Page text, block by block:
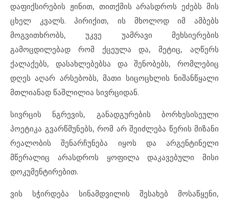
დაფიქსირების ჟინით, თითქმის არასდროს ეძებს მის
ცხელ კვალს. პირიქით, ის მხოლოდ იმ ამბებს
მოგვითხრობს, უკვე უამრავი მეხსიერების
გამოცდილებად რომ ქცეულა და, მეტიც, აღწერს
ქალაქებს, დასახლებებსა და შენობებს, რომლებიც
დღეს აღარ არსებობს, მათი სიცოცხლის ნიშანწყალი
მთლიანად წაშლილია სივრციდან.
სივრცის ნგრევის, განადგურების ბორხესისეული
პოეტიკა გვარწმუნებს, რომ არ შეიძლება წერის მიზანი
რეალობის შენარჩუნება იყოს და არგენტინელი
მწერალიც არასდროს ყოფილა დაკავებული მისი
დოკუმენტირებით.
ვის სჭირდება სინამდვილის შესახებ მოსაწყენი,